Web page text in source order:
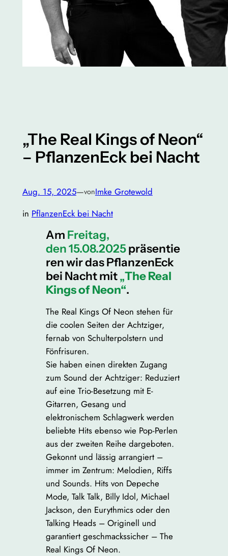
„The Real Kings of Neon“
– PflanzenEck bei Nacht
Aug. 15, 2025—vonImke Grotewold
in PflanzenEck bei Nacht
Am Freitag,
den 15.08.2025präsentie
ren wir das PflanzenEck
bei Nacht mit„The Real
Kings of Neon“.
The Real Kings Of Neon stehen für
die coolen Seiten der Achtziger,
fernab von Schulterpolstern und
Fönfrisuren.
Sie haben einen direkten Zugang
zum Sound der Achtziger: Reduziert
auf eine Trio-Besetzung mit E-
Gitarren, Gesang und
elektronischem Schlagwerk werden
beliebte Hits ebenso wie Pop-Perlen
aus der zweiten Reihe dargeboten.
Gekonnt und lässig arrangiert –
immer im Zentrum: Melodien, Riffs
und Sounds. Hits von Depeche
Mode, Talk Talk, Billy Idol, Michael
Jackson, den Eurythmics oder den
Talking Heads – Originell und
garantiert geschmackssicher – The
Real Kings Of Neon.